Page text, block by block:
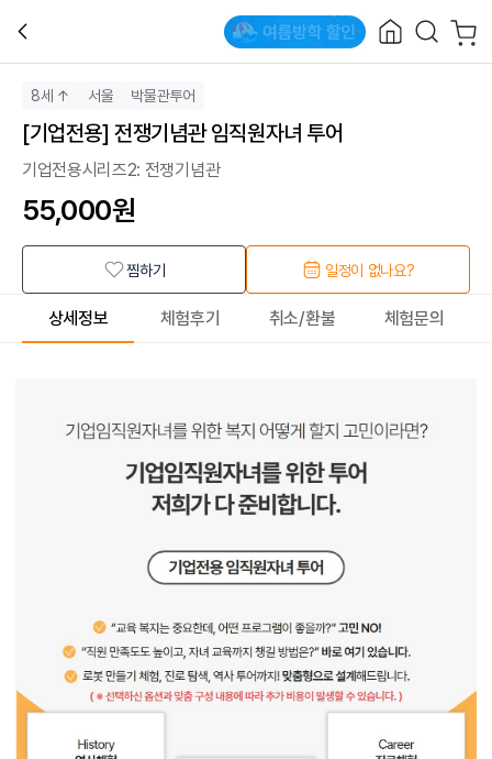
8세 ↑ 서울 박물관투어
[기업전용] 전쟁기념관 임직원자녀 투어
기업전용시리즈2: 전쟁기념관
55,000원
찜하기 일정이 없나요?
상세정보 체험후기 취소/환불 체험문의